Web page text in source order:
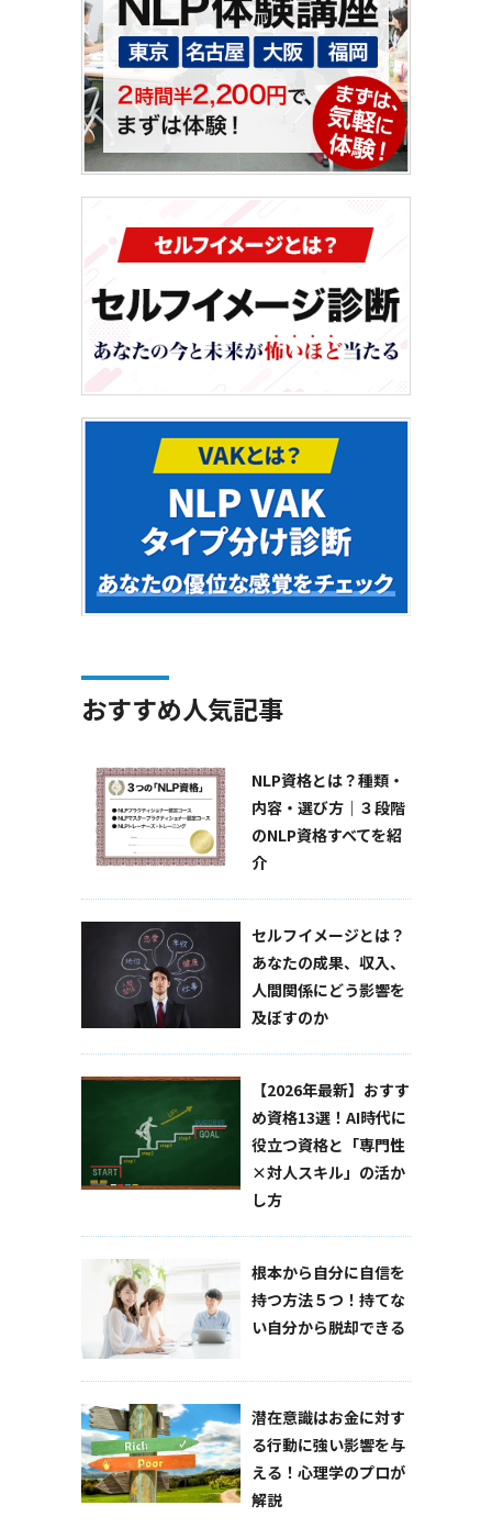
おすすめ人気記事
NLP資格とは？種類・
内容・選び方｜３段階
のNLP資格すべてを紹
介
セルフイメージとは？
あなたの成果、収入、
人間関係にどう影響を
及ぼすのか
【2026年最新】おすす
め資格13選！AI時代に
役立つ資格と「専門性
×対人スキル」の活か
し方
根本から自分に自信を
持つ方法５つ！持てな
い自分から脱却できる
潜在意識はお金に対す
る行動に強い影響を与
える！心理学のプロが
解説